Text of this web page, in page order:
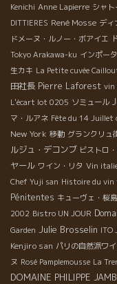
Kenichi Anne Lapierre シャ
DITTIERES René Mosse ディ
ドメーヌ・ルノー・ボアイエ
Tokyo Arakawa-ku インポー
生カキ La Petite cuvée
田社長 Pierre Laforest vin
L'écart lot 0205 ソミュール
マ・ルアネ Fête du 14 Juillet
New York 移動 グランクリュ
ルジュ・デコンブ ビストロ
ヤール ワイン・リタ Vin
Chef Yuji san Histoire du vin
Pénitentes キューヴェ・桜島
2002 Bistro UN JOUR
Garden Julie Brosselin ITO
Kenjiro san パリの自然派ワ
ヌ Rosé Pamplemousse La
DOMAINE PHILIPPE